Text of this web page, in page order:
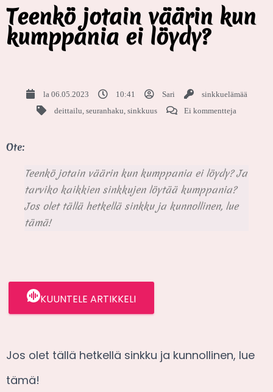
Teenkö jotain väärin kun
kumppania ei löydy?
la 06.05.2023 10:41 Sari
sinkkuelämää
deittailu seuranhaku sinkkuus Ei kommentteja
Ote:
Teenkö jotain väärin kun kumppania ei löydy? Ja
tarviko kaikkien sinkkujen löytää kumppania?
Jos olet tällä hetkellä sinkku ja kunnollinen, lue
tämä!
KUUNTELE ARTIKKELI
Jos olet tällä hetkellä sinkku ja kunnollinen, lue
tämä!